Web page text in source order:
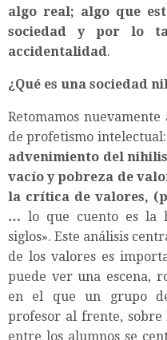
algo real; algo que
sociedad y por lo
accidentalidad.
¿Qué es una sociedad
Retomamos
de profetismo intelectual:
advenimiento del
vacío y pobreza de
la crítica de valores,
… lo que cuento es la
siglos». Este análisis
de los valores es
puede ver una escena,
en el que un grupo
profesor al frente, sobre
entre los alumnos se